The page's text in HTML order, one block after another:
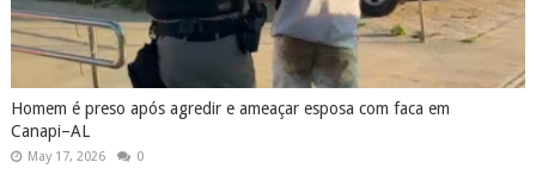
Homem é preso após agredir e ameaçar esposa com faca em
Canapi–AL
May 17, 2026 0